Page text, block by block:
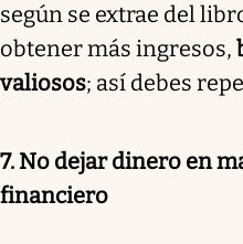
según se extrae del
obtener más ingresos,
valiosos; así debes
7. No dejar dinero en
financiero